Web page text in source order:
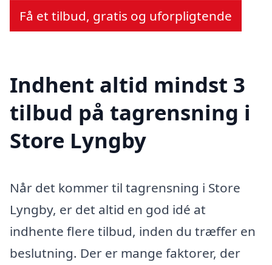
Få et tilbud, gratis og uforpligtende
Indhent altid mindst 3
tilbud på tagrensning i
Store Lyngby
Når det kommer til tagrensning i Store
Lyngby, er det altid en god idé at
indhente flere tilbud, inden du træffer en
beslutning. Der er mange faktorer, der